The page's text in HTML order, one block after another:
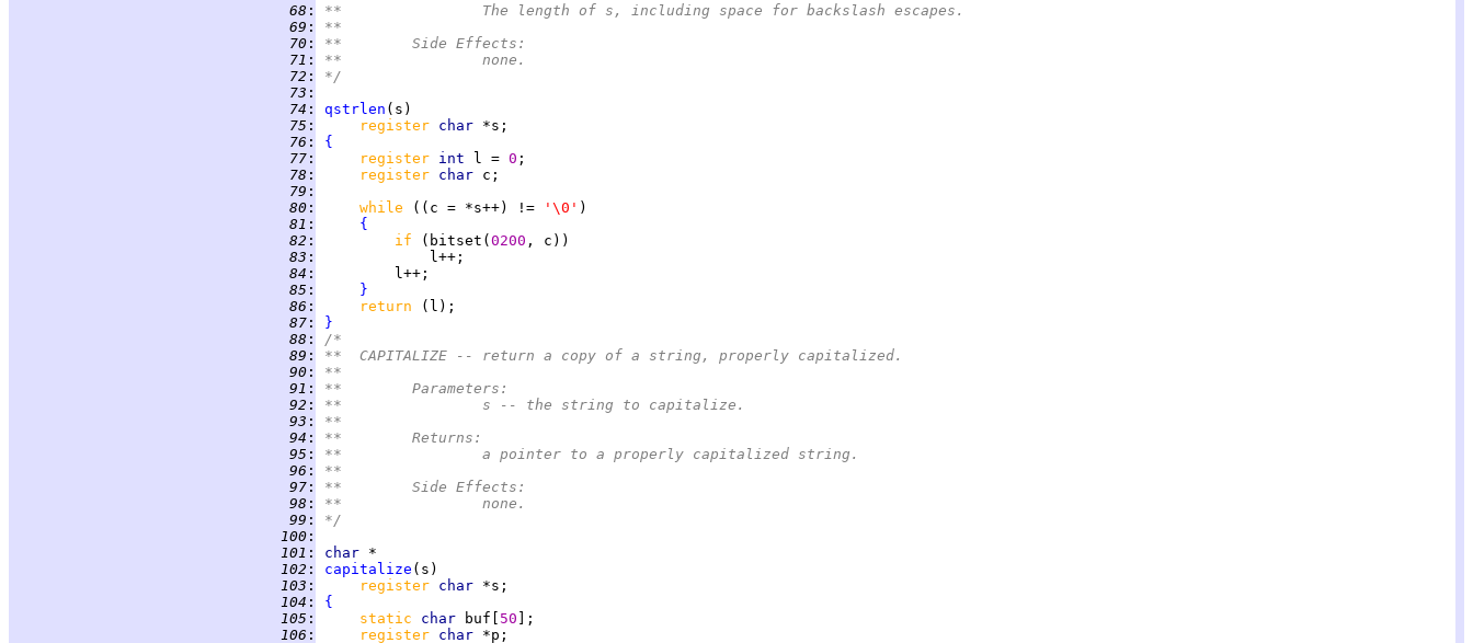
  68
:
**		The length of s, including space for backslash escapes.
  69
:
**
  70
:
**	Side Effects:
  71
:
**		none.
  72
:
*/
  73
:
  74
: qstrlen
  75
: register char
  76
:
{
  77
: register int l = 0
  78
: register char
  79
:
  80
: while ((c = *s++) != '\0'
  81
:
{
  82
: if (bitset( 0200
  83
:
  84
:
  85
:
}
  86
: return
  87
:
}
  88
:
/*
  89
:
**  CAPITALIZE -- return a copy of a string, properly capitalized.
  90
:
**
  91
:
**	Parameters:
  92
:
**		s -- the string to capitalize.
  93
:
**
  94
:
**	Returns:
  95
:
**		a pointer to a properly capitalized string.
  96
:
**
  97
:
**	Side Effects:
  98
:
**		none.
  99
:
*/
100 :
101 : char
102 : capitalize
103 : register char
104 :
{
105 : static char buf[ 50
106 : register char